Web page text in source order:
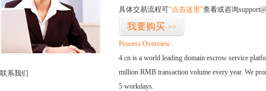
联系我们
具体交易流程可“点击这里”查看或咨询
我要购买 >>
Process Overview:
4.cn is a world leading domain escrow service
million RMB transaction volume every year. We
5 workdays.